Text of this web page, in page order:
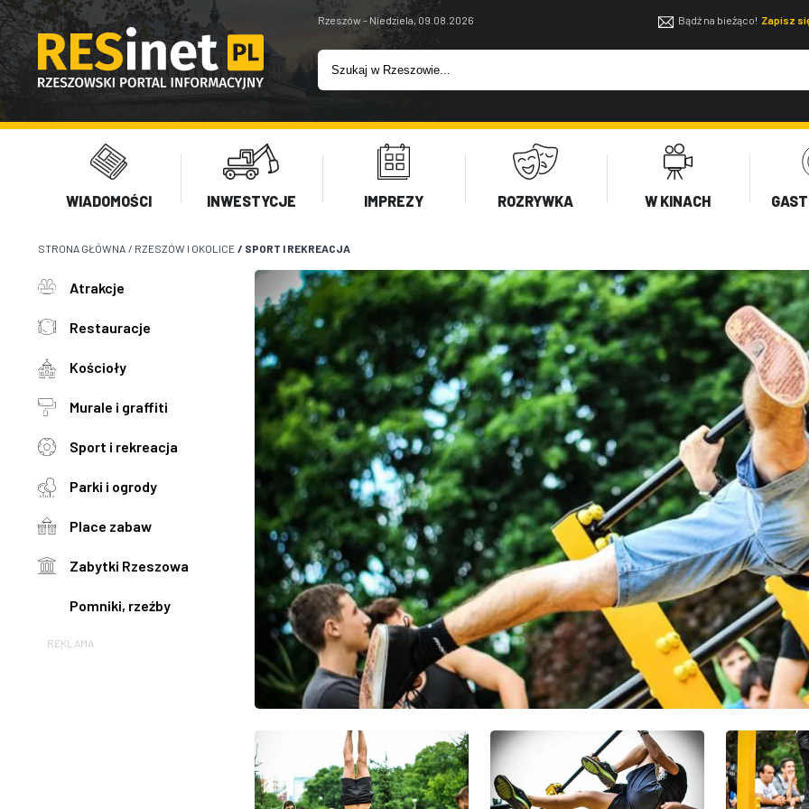
Rzeszów - Niedziela, 09.08.2026 Bądź na bieżąco! Zapisz
WIADOMOŚCI INWESTYCJE IMPREZY ROZRYWKA W KINACH
STRONA GŁÓWNA / RZESZÓW I OKOLICE / SPORT I REKREACJA
Atrakcje
Restauracje
Kościoły
Murale i graffiti
Sport i rekreacja
Parki i ogrody
Place zabaw
Zabytki Rzeszowa
Pomniki, rzeźby
REKLAMA